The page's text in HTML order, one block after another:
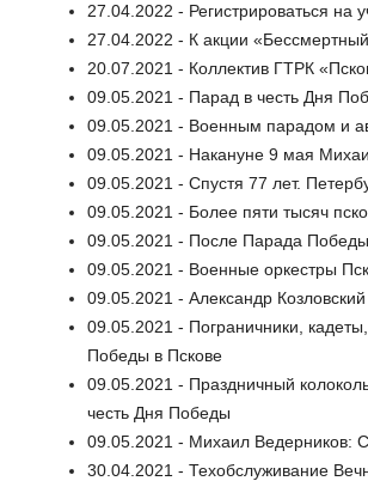
27.04.2022 - Регистрироваться на
27.04.2022 - К акции
20.07.2021 - Коллектив ГТРК
09.05.2021 - Парад в честь Дня
09.05.2021 - Военным парадом и
09.05.2021 - Накануне 9 мая
09.05.2021 - Спустя 77 лет.
09.05.2021 - Более пяти тысяч
09.05.2021 - После Парада
09.05.2021 - Военные оркестры
09.05.2021 - Александр
09.05.2021 - Пограничники,
Победы в Пскове
09.05.2021 - Праздничный
честь Дня Победы
09.05.2021 - Михаил Ведерников:
30.04.2021 - Техобслуживание